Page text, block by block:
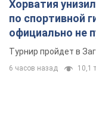
Хорватия
по спортивной
официально не
Европы
Турнир пройдет в
6 часов назад 10,1